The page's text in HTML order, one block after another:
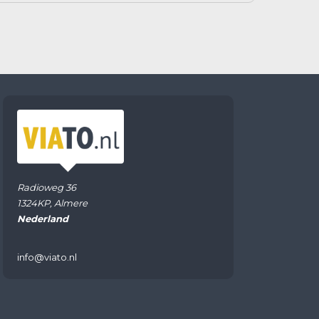
Radioweg 36
1324KP, Almere
Nederland
info@viato.nl